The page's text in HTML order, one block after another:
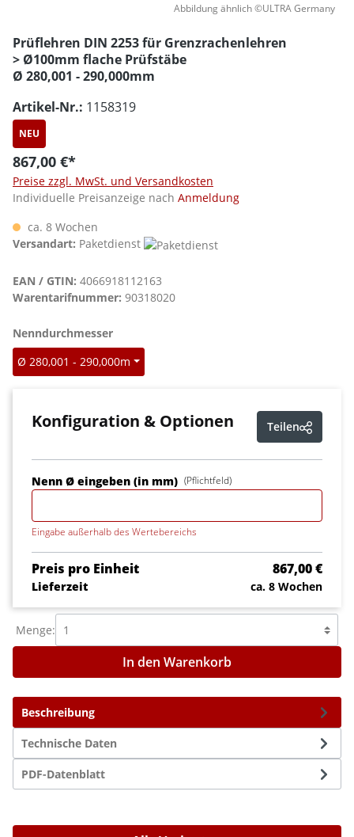
Abbildung ähnlich ©ULTRA Germany
Beschreibung
Technische Daten
PDF-Datenblatt
Prüflehren DIN 2253 für Grenzrachenlehren
> Ø100mm flache Prüfstäbe
Ø 280,001 - 290,000mm
Artikel-Nr.: 1158319
NEU
867,00 €*
Preise zzgl. MwSt. und Versandkosten
Individuelle Preisanzeige nach Anmeldung
ca. 8 Wochen
Versandart: Paketdienst
EAN / GTIN: 4066918112163
Warentarifnummer: 90318020
Nenndurchmesserauswählen
Ø 280,001 - 290,000m
Konfiguration & Optionen Teilen
Nenn Ø eingeben (in mm) (Pflichtfeld)
Eingabe außerhalb des Wertebereichs
Preis pro Einheit 867,00 €
Lieferzeit ca. 8 Wochen
Menge:
In den Warenkorb